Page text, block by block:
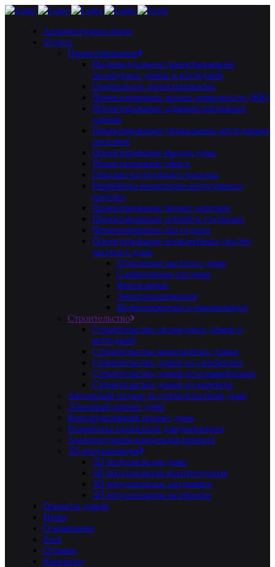
Архитектурное бюро
Услуги
Проектирование
Индивидуальное проектирование
загородных домов и коттеджей
Генеральное проектирование
Проектирование жилых комплексов (ЖК)
Проектирование административных
зданий
Проектирование уникальных коттеджных
поселков
Проектирование фасада дома
Проектирование офиса
Генплан коттеджного поселка
Разработка концепции коттеджного
поселка
Проектирование бизнес центров
Проектирование отелей и гостиниц
Проектирование баз отдыха
Проектирование инженерных систем
частного дома
Отопление частного дома
Слаботочные системы
Вентиляция
Электроснабжения
Водоснабжения и канализации
Строительство
Строительство загородных домов и
коттеджей
Строительство монолитных домов
Строительство домов из газобетона
Строительство домов из керамоблоков
Строительство домов из кирпича
Авторский надзор за строительством дома
Эскизный проект дома
Конструктивный проект дома
Разработка проектной документации
Архитектурная концепция проекта
3D визуализация
3D визуализация дома
3D визуализация архитектурная
3D визуализация ландшафта
3D визуализация экстерьера
Проекты домов
Цены
О компании
Блог
Отзывы
Контакты